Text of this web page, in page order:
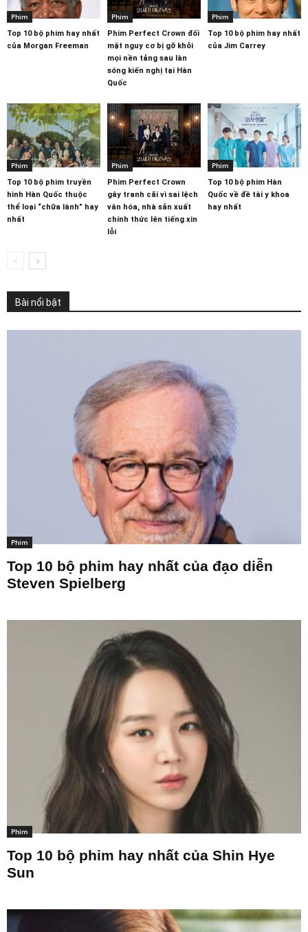
Phim
Top 10 bộ phim hay nhất
của Morgan Freeman
Phim
Phim Perfect Crown đối
mặt nguy cơ bị gỡ khỏi
mọi nền tảng sau làn
sóng kiến nghị tại Hàn
Quốc
Phim
Top 10 bộ phim hay nhất
của Jim Carrey
Phim
Top 10 bộ phim truyền
hình Hàn Quốc thuộc
thể loại “chữa lành” hay
nhất
Phim
Phim Perfect Crown
gây tranh cãi vì sai lệch
văn hóa, nhà sản xuất
chính thức lên tiếng xin
lỗi
Phim
Top 10 bộ phim Hàn
Quốc về đề tài y khoa
hay nhất
Bài nổi bật
Phim
Top 10 bộ phim hay nhất của đạo diễn
Steven Spielberg
Phim
Top 10 bộ phim hay nhất của Shin Hye
Sun